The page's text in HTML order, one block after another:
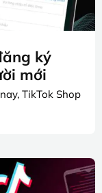
ký
mới
TikTok Shop